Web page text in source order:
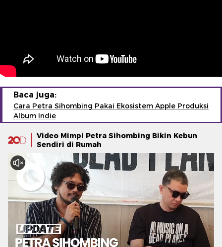
Baca juga:
Cara Petra Sihombing Pakai Ekosistem Apple Produksi
Album Indie
Video Mimpi Petra Sihombing Bikin Kebun
Sendiri di Rumah